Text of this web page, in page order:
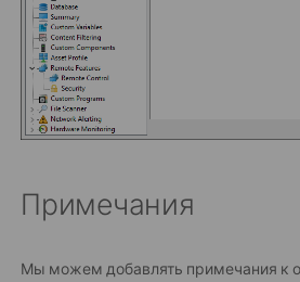
Примечания
Мы можем добавлять примечания к